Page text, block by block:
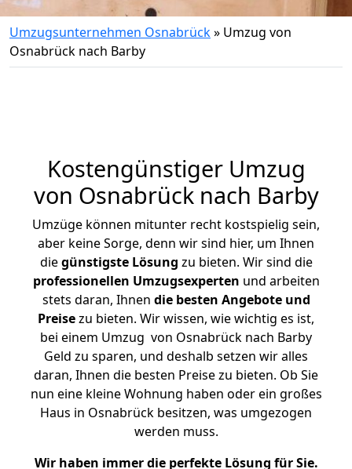
Umzugsunternehmen Osnabrück» Umzug von
Osnabrück nach Barby
Kostengünstiger Umzug
von Osnabrück nach Barby
Umzüge können mitunter recht kostspielig sein,
aber keine Sorge, denn wir sind hier, um Ihnen
diegünstigste Lösung zu bieten. Wir sind die
professionellen Umzugsexperten und arbeiten
stets daran, Ihnen die besten Angebote und
Preisezu bieten. Wir wissen, wie wichtig es ist,
bei einem Umzug von Osnabrück nach Barby
Geld zu sparen, und deshalb setzen wir alles
daran, Ihnen die besten Preise zu bieten. Ob Sie
nun eine kleine Wohnung haben oder ein großes
Haus in Osnabrück besitzen, was umgezogen
werden muss.
Wir haben immer die perfekte Lösung für Sie.